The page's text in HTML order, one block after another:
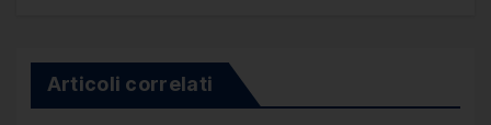
Articoli correlati